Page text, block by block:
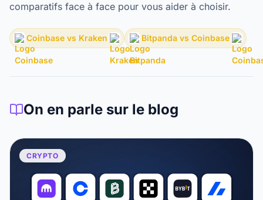
comparatifs face à face pour vous aider à choisir.
Coinbase vs Kraken Bitpanda vs Coinbase
On en parle sur le blog
CRYPTO